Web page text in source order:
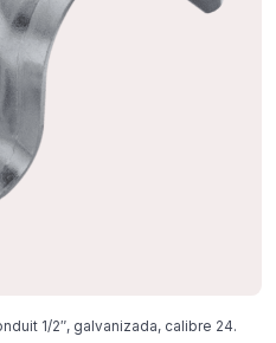
1/2″, galvanizada, calibre 24.